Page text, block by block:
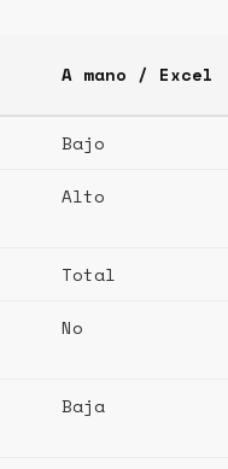
A mano / Excel
Bajo
Alto
Total
No
Baja